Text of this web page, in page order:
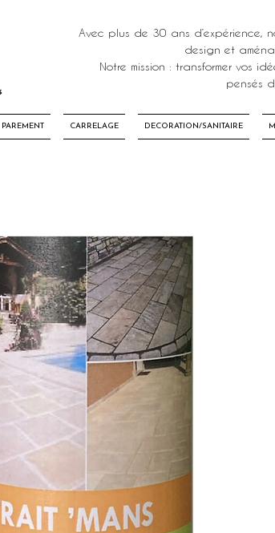
Avec plus de 30 ans d’expérience,
design et
Notre mission : transformer vos
pensés
PAREMENT CARRELAGE DECORATION/SANITAIRE